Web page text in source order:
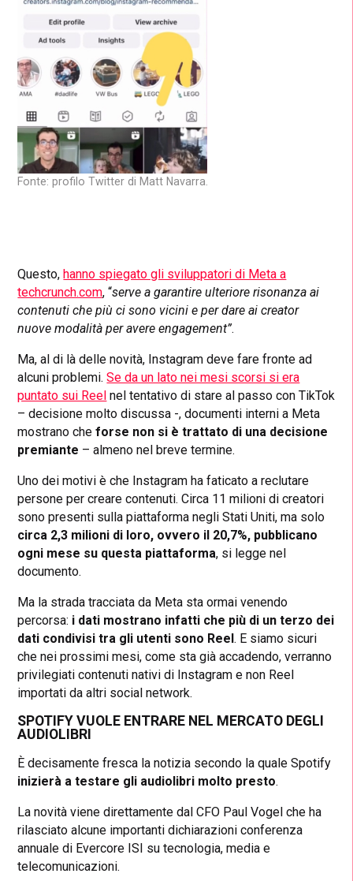
Fonte: profilo Twitter di Matt Navarra.
Questo, hanno spiegato gli sviluppatori di Meta a
techcrunch.com, “serve a garantire ulteriore risonanza ai
contenuti che più ci sono vicini e per dare ai creator
nuove modalità per avere engagement”.
Ma, al di là delle novità, Instagram deve fare fronte ad
alcuni problemi.Se da un lato nei mesi scorsi si era
puntato sui Reel nel tentativo di stare al passo con TikTok
– decisione molto discussa -, documenti interni a Meta
mostrano cheforse non si è trattato di una decisione
premiante – almeno nel breve termine.
Uno dei motivi è che Instagram ha faticato a reclutare
persone per creare contenuti. Circa 11 milioni di creatori
sono presenti sulla piattaforma negli Stati Uniti, ma solo
circa 2,3 milioni di loro, ovvero il 20,7%, pubblicano
ogni mese su questa piattaforma, si legge nel
documento.
Ma la strada tracciata da Meta sta ormai venendo
percorsa: i dati mostrano infatti che più di un terzo dei
dati condivisi tra gli utenti sono Reel. E siamo sicuri
che nei prossimi mesi, come sta già accadendo, verranno
privilegiati contenuti nativi di Instagram e non Reel
importati da altri social network.
SPOTIFY VUOLE ENTRARE NEL MERCATO DEGLI
AUDIOLIBRI
È decisamente fresca la notizia secondo la quale Spotify
inizierà a testare gli audiolibri molto presto.
La novità viene direttamente dal CFO Paul Vogel che ha
rilasciato alcune importanti dichiarazioni conferenza
annuale di Evercore ISI su tecnologia, media e
telecomunicazioni.